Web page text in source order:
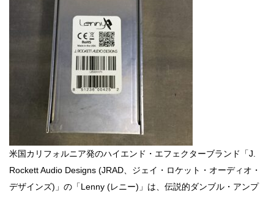
米国カリフォルニア発のハイエンド・エフェクターブランド「J.
Rockett Audio Designs (JRAD、ジェイ・ロケット・オーディオ・
デザインズ)」の「Lenny (レニー)」は、伝説的ダンブル・アンプ